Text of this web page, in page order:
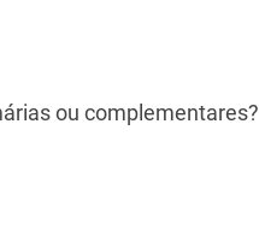
ou complementares?